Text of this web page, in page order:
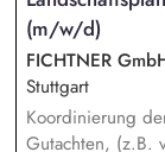
Schnittstelle zum
Team einen
unterstützen die
Bearbeitung von
eines
(m/w/d)
FICHTNER
Stuttgart
Koordinierung
Gutachten, (z.B.